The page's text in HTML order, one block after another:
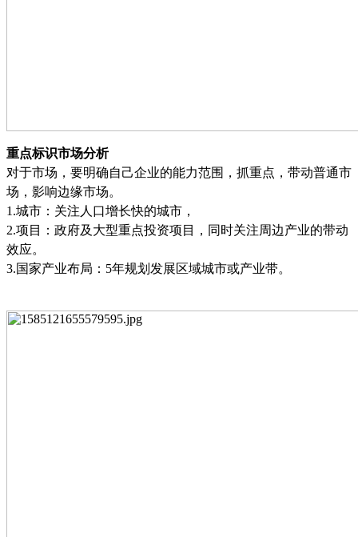
重点标识市场分析
对于市场，要明确自己企业的能力范围，抓重点，带动普通市
场，影响边缘市场。
1.城市：关注人口增长快的城市 ，
2.项目：政府及大型重点投资项目，同时关注周边产业的带动
效应。
3.国家产业布局： 5年规划发展区域城市或产业带。